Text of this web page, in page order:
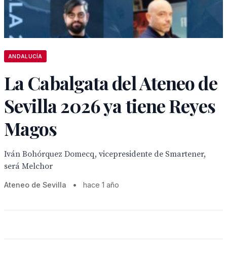
ANDALUCÍA
La Cabalgata del Ateneo de
Sevilla 2026 ya tiene Reyes
Magos
Iván Bohórquez Domecq, vicepresidente de Smartener,
será Melchor
Ateneo de Sevilla • hace 1 año